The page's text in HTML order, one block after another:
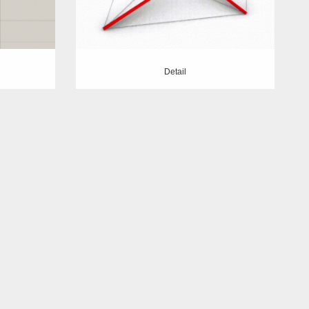
Detail
Detail